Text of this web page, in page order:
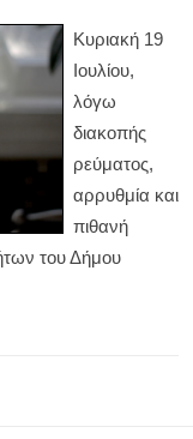
Κυριακή 19
Ιουλίου,
λόγω
διακοπής
ρεύματος,
αρρυθμία και
πιθανή
του Δήμου